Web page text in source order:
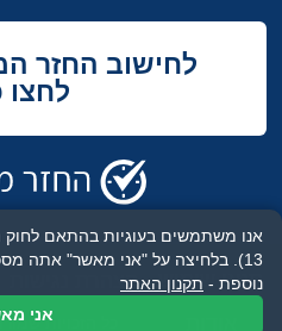
לחישוב החזר
לחצו
תנאי שימוש הצהרת נגישות
כל הזכויות
אנו משתמשים בעוגיות בהתאם לחוק
13). בלחיצה על "אני מאשר" אתה מסכים לשימוש בעוגיות.
נוספת - תקנון האתר
אני